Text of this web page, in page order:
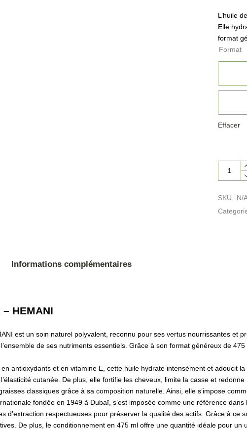
L’huile
Elle
format
Format
Effacer
SKU: N/
Informations complémentaires
HEMANI
est un soin naturel polyvalent, reconnu pour ses vertus nourrissantes et
de ses nutriments essentiels. Grâce à son format généreux de
antioxydants et en vitamine E, cette huile hydrate intensément et adoucit
cutanée. De plus, elle fortifie les cheveux, limite la casse et
classiques grâce à sa composition naturelle. Ainsi, elle s’impose
fondée en 1949 à Dubaï, s’est imposée comme une référence
d’extraction respectueuses pour préserver la qualité des actifs. Grâce à ce
De plus, le conditionnement en 475 ml offre une quantité idéale pour un